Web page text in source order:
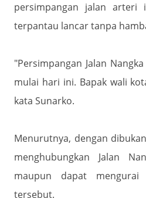
persimpangan jalan arteri
terpantau lancar tanpa
"Persimpangan Jalan
mulai hari ini. Bapak wali
kata Sunarko.
Menurutnya, dengan
menghubungkan Jalan
maupun dapat
tersebut.